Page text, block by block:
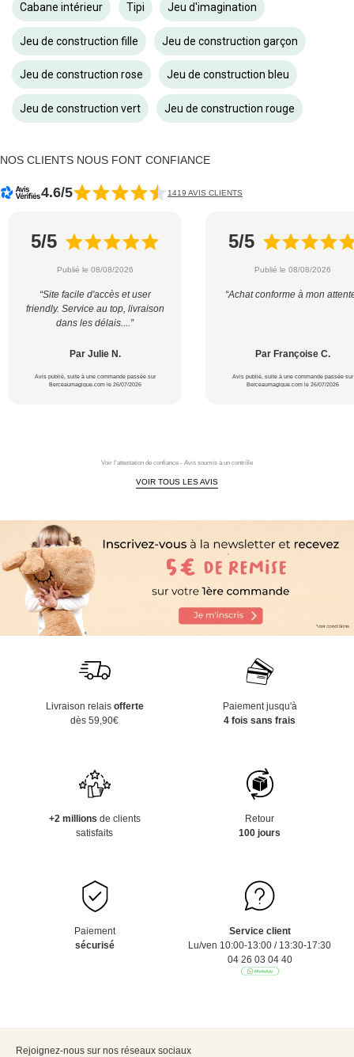
Cabane intérieur Tipi Jeu d'imagination
Jeu de construction fille Jeu de construction garçon
Jeu de construction rose Jeu de construction bleu
Jeu de construction vert Jeu de construction rouge
NOS CLIENTS NOUS FONT CONFIANCE
4.6/5 1419 AVIS CLIENTS
5/5
Publié le 08/08/2026
“Site facile d'accès et user
friendly. Service au top, livraison
dans les délais....”
Par Julie N.
Avis publié, suite à une commande passée sur
Berceaumagique.com le 26/07/2026
5/5
Publié le 08/08/2026
“Achat conforme à mon
Par Françoise C.
Avis publié, suite à une commande passée sur
Berceaumagique.com le 26/07/2026
Voir l'attestation de confiance - Avis soumis à un contrôle
VOIR TOUS LES AVIS
Livraison relais offerte
dès 59,90€
Paiement jusqu'à
4 fois sans frais
+2 millions de clients
satisfaits
Retour
100 jours
Paiement
sécurisé
Service client
Lu/ven 10:00-13:00 / 13:30-17:30
04 26 03 04 40
Rejoignez-nous sur nos réseaux sociaux